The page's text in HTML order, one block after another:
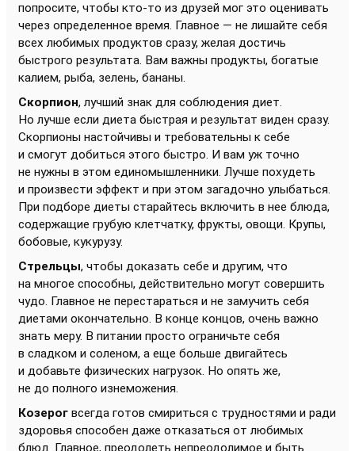
попросите, чтобы кто-то из друзей мог это оценивать
через определенное время. Главное — не лишайте себя
всех любимых продуктов сразу, желая достичь
быстрого результата. Вам важны продукты, богатые
калием, рыба, зелень, бананы.
Скорпион, лучший знак для соблюдения диет.
Но лучше если диета быстрая и результат виден сразу.
Скорпионы настойчивы и требовательны к себе
и смогут добиться этого быстро. И вам уж точно
не нужны в этом единомышленники. Лучше похудеть
и произвести эффект и при этом загадочно улыбаться.
При подборе диеты старайтесь включить в нее блюда,
содержащие грубую клетчатку, фрукты, овощи. Крупы,
бобовые, кукурузу.
Стрельцы, чтобы доказать себе и другим, что
на многое способны, действительно могут совершить
чудо. Главное не перестараться и не замучить себя
диетами окончательно. В конце концов, очень важно
знать меру. В питании просто ограничьте себя
в сладком и соленом, а еще больше двигайтесь
и добавьте физических нагрузок. Но опять же,
не до полного изнеможения.
Козерог всегда готов смириться с трудностями и ради
здоровья способен даже отказаться от любимых